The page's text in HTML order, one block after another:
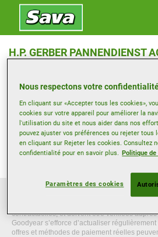
H.P. GERBER PANNENDIENST
Ouvrir directions
Voir numéro de téléphone
info@hp-gerber.ch
Ce site web donne des informations
contractuelles, et doivent être vérifiées
Goodyear s’efforce d’actualiser
offres et méthodes de paiement réelles
Nous respectons votre
En cliquant sur «Accepter tous les cookies»,
cookies sur votre appareil pour améliorer la
l'utilisation du site et nous aider dans nos
pouvez ajuster vos préférences ou rejeter
en cliquant sur Rejeter les cookies. Consultez
confidentialité pour en savoir plus. Politique
Paramètres des cookies